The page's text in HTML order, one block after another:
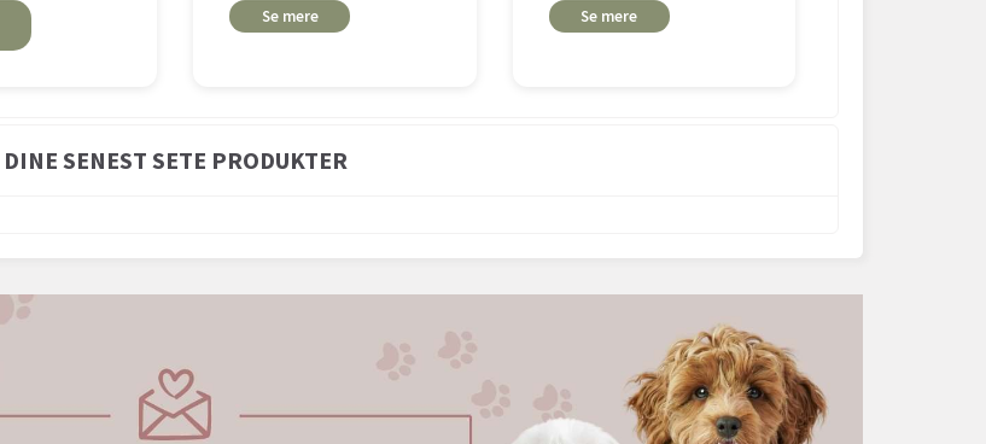
Se mere Se mere
DINE SENEST SETE PRODUKTER